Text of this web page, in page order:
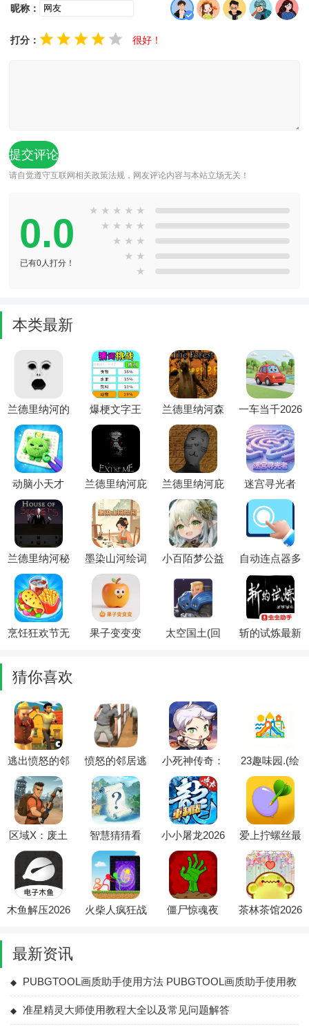
昵称：
打分： 很好！
请自觉遵守互联网相关政策法规，网友评论内容与本站立场无关！
0.0
已有0人打分！
★ ★ ★ ★ ★
★ ★ ★ ★
★ ★ ★
★ ★
★
本类最新
兰德里纳河的
面膜菜单汉化
(恐怖逃生解
谜游戏)
爆梗文字王
(文字解谜游
戏)
兰德里纳河森
林(恐怖冒险
游戏)
一车当千2026
官方最新版本
动脑小天才
(拼豆治愈小
游戏)
兰德里纳河庇
护所2026官方
最新版本
兰德里纳河庇
护所猫咪模组
(恐怖逃脱游
戏)
迷宫寻光者
2026最新版本
兰德里纳河秘
密之家最新手
机版
墨染山河绘词
(诗词成语答
题游戏)
小百陌梦公益
2026官方最新
版本
自动连点器多
指(自动连点
辅助工具)
烹饪狂欢节无
果子变变变
太空国土(回
斩的试炼最新
猜你喜欢
逃出愤怒的邻
居家(邻居追
捕逃生游)
愤怒的邻居逃
生最新手机版
小死神传奇：
重生辅助菜单
(死神养成游
戏)
23趣味园.(绘
画趣味平台)
区域X：废土
生存辅助菜单
2026最新版本
智慧猜猜看
(国风益智游
戏)
小小屠龙2026
最新版本
爱上拧螺丝最
新手机版
木鱼解压2026
火柴人疯狂战
僵尸惊魂夜
茶林茶馆2026
最新资讯
PUBGTOOL画质助手使用方法 PUBGTOOL画质助手使用教
程大全
准星精灵大师使用教程大全以及常见问题解答